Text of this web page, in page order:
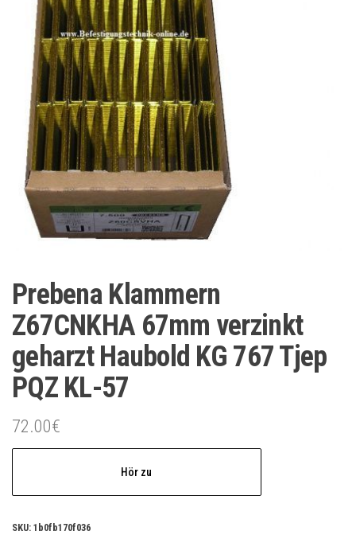
Prebena Klammern
Z67CNKHA 67mm verzinkt
geharzt Haubold KG 767 Tjep
PQZ KL-57
72.00€
Hör zu
SKU: 1b0fb170f036